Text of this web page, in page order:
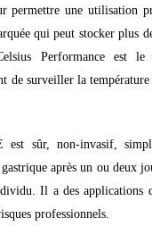
permettre une utilisation
qui peut stocker plus
Performance est
de surveiller la température
est sûr, non-invasif,
après un ou deux
Il a des applications
professionnels.